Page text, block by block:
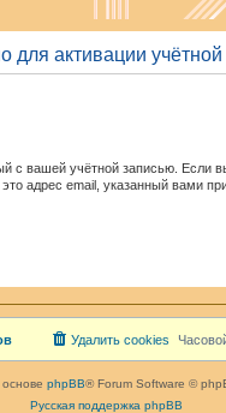
для активации учётной
с вашей учётной записью. Если
адрес email, указанный вами
Удалить cookies
phpBB® Forum Software ©
Русская поддержка phpBB